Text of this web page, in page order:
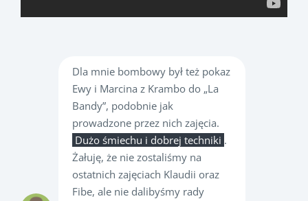
Dla mnie bombowy był też pokaz
Ewy i Marcina z Krambo do „La
Bandy”, podobnie jak
prowadzone przez nich zajęcia.
Dużo śmiechu i dobrej techniki .
Żałuję, że nie zostaliśmy na
ostatnich zajęciach Klaudii oraz
Fibe, ale nie dalibyśmy rady